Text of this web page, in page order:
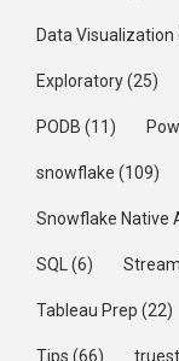
Data Visualization
Exploratory(25)
PODB (11)
snowflake (109)
Snowflake Native
SQL (6)
Tableau Prep (22)
Tips (66)